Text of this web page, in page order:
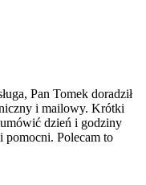
Pan Tomek doradził
i mailowy. Krótki
dzień i godziny
pomocni. Polecam to